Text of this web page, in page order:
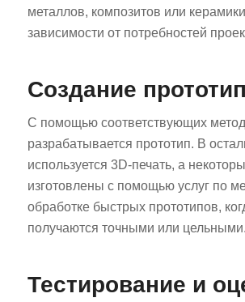
металлов, композитов или
зависимости от потребностей
Создание
С помощью соответствующих
разрабатывается прототип. В
используется 3D-печать, а
изготовлены с помощью услуг по
обработке быстрых прототипов,
получаются точными или цельными.
Тестирование и